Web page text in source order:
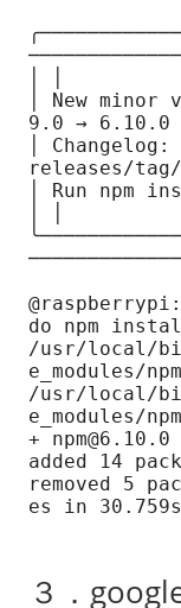
│ New
9.0 → 6.10.0
│
releases/tag/
│ Run npm
do npm
/usr/local/
e_modules/
/usr/local/
e_modules/
+ npm@6.10.0
added 14
removed 5
es in 30.759s
３．